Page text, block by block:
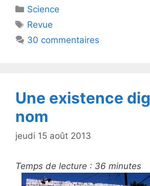
er e
o
Catégories
Science
Étiquettes
Revue
30 commentaires
Une existence
nom
jeudi 15 août 2013
Temps de lecture : 36 minutes